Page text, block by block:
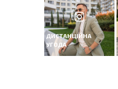
ДИСТАНЦІЙНА
УГОДА